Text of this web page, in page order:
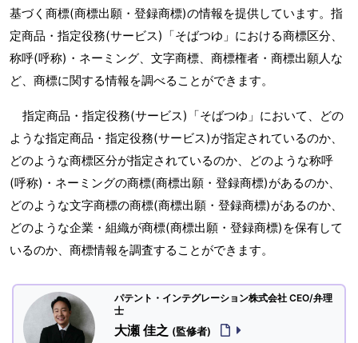
基づく商標(商標出願・登録商標)の情報を提供しています。指
定商品・指定役務(サービス)「そばつゆ」における商標区分、
称呼(呼称)・ネーミング、文字商標、商標権者・商標出願人な
ど、商標に関する情報を調べることができます。
指定商品・指定役務(サービス)「そばつゆ」において、どの
ような指定商品・指定役務(サービス)が指定されているのか、
どのような商標区分が指定されているのか、どのような称呼
(呼称)・ネーミングの商標(商標出願・登録商標)があるのか、
どのような文字商標の商標(商標出願・登録商標)があるのか、
どのような企業・組織が商標(商標出願・登録商標)を保有して
いるのか、商標情報を調査することができます。
パテント・インテグレーション株式会社 CEO/弁理
士
大瀬 佳之 (監修者)